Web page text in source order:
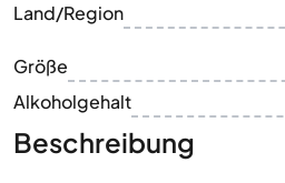
Land/Region
Größe
Alkoholgehalt
Beschreibung